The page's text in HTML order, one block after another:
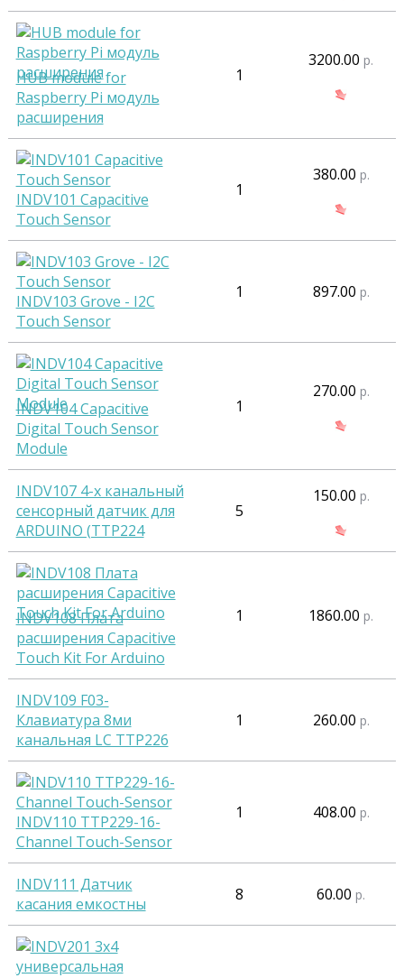
HUB module for
Raspberry Pi модуль
расширения
1
3200.00 р.
INDV101 Capacitive
Touch Sensor
1
380.00 р.
INDV103 Grove - I2C
Touch Sensor
1 897.00 р.
INDV104 Capacitive
Digital Touch Sensor
Module
1
270.00 р.
INDV107 4-х канальный
сенсорный датчик для
ARDUINO (TTP224
5
150.00 р.
INDV108 Плата
расширения Capacitive
Touch Kit For Arduino
1 1860.00 р.
INDV109 F03-
Клавиатура 8ми
канальная LC TTP226
1 260.00 р.
INDV110 TTP229-16-
Channel Touch-Sensor
1 408.00 р.
INDV111 Датчик
касания емкостны
8 60.00 р.